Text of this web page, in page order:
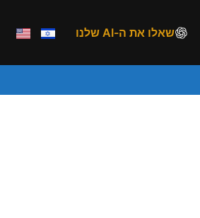
שאלו את ה-AI שלנו